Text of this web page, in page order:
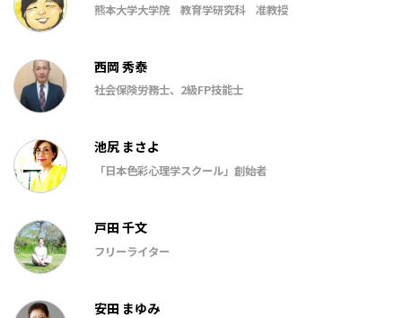
熊本大学大学院 教育学研究科 准教授
西岡 秀泰
社会保険労務士、2級FP技能士
池尻 まさよ
「日本色彩心理学スクール」創始者
戸田 千文
フリーライター
安田 まゆみ